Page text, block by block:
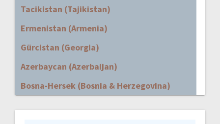
Tacikistan (Tajikistan)
Ermenistan (Armenia)
Gürcistan (Georgia)
Azerbaycan (Azerbaijan)
Bosna-Hersek (Bosnia & Herzegovina)